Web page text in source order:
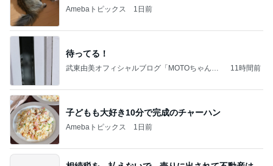
Amebaトピックス 1日前
待ってる！
武東由美オフィシャルブログ「MOTOちゃんと
11時間前
子どもも大好き10分で完成のチャーハン
Amebaトピックス 1日前